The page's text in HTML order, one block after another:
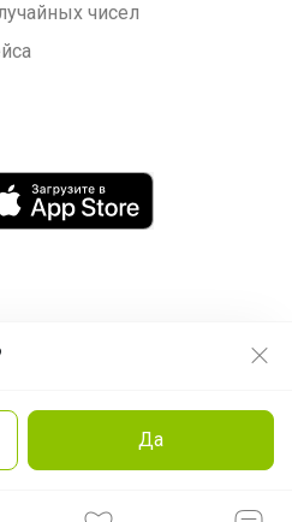
Да
чисел
пользователя
сайт и нажимая кнопку
Принять